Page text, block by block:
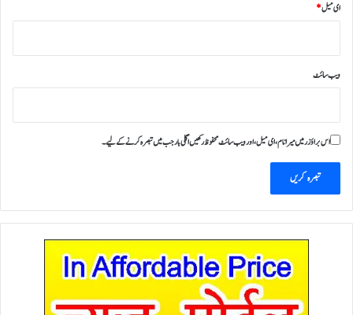
ای میل*
ویب‌ سائٹ
اس براؤزر میں میرا نام، ای میل، اور ویب سائٹ محفوظ رکھیں اگلی بار جب میں تبصرہ کرنے کےلیے۔